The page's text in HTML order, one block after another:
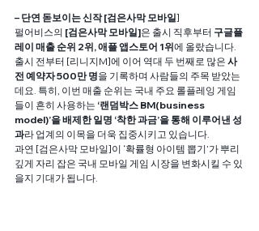
– 단연 돋보이는 신작 [검은사막 모바일]
펄어비스의 [검은사막 모바일]은 출시 직후부터 구글플
레이 매출 순위 2위, 애플 앱스토어 1위에 올랐습니다.
출시 전부터 [리니지M]에 이어 역대 두 번째로 많은 사
전 예약자 500만 명을 기록하며 사람들의 주목 받았는
데요. 특히, 이번 매출 순위는 국내 주요 롤플레잉 게임
들이 흔히 사용하는 ‘랜덤박스 BM(business
model)’을 배제한 일명 ‘착한 과금’을 통해 이루어낸 성
과라 업계의 이목을 더욱 집중시키고 있습니다.
과연 [검은사막 모바일]이 ‘확률형 아이템 뽑기’가 뿌리
깊게 자리 잡은 국내 모바일 게임 시장을 변화시킬 수 있
을지 기대가 됩니다.